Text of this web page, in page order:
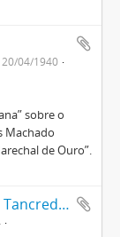
04/1940
sobre o
Machado
de Ouro”.
“Rumos da Política Salarial”, “Maluf? Tancredo?”